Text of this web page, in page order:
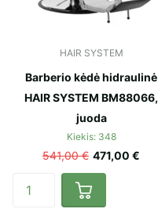
HAIR SYSTEM
Barberio kėdė hidraulinė
HAIR SYSTEM BM88066,
juoda
Kiekis: 348
541,00 € 471,00 €